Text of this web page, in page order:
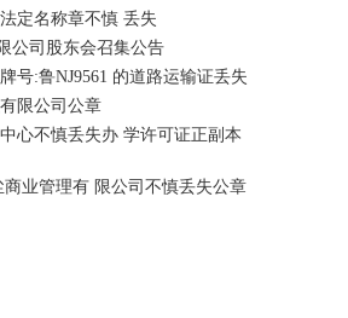
定名称章不慎 丢失
公司股东会召集公告
号:鲁NJ9561 的道路运输证丢失
限公司公章
心不慎丢失办 学许可证正副本
业管理有 限公司不慎丢失公章